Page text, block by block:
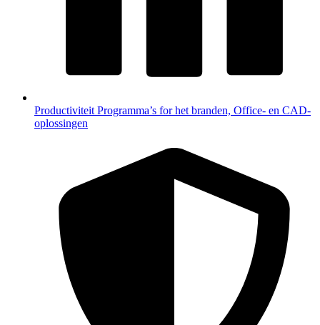
Productiviteit Programma’s for het branden, Office- en CAD-
oplossingen